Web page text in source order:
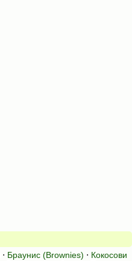
⋅ Браунис (Brownies) ⋅ Кокосови